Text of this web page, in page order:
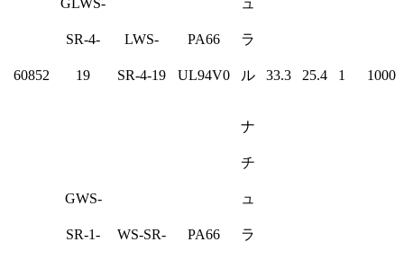
60852
GLWS-
SR-4-
19
LWS-
SR-4-19
PA66
UL94V0
ュ
ラ
ル 33.3 25.4 1 1000
GWS-
SR-1- WS-SR- PA66
ナ
チ
ュ
ラ